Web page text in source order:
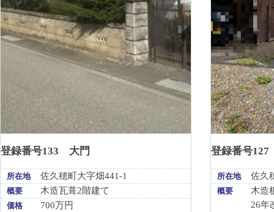
登録番号133 大門
所在地 佐久穂町大字畑441-1
概要 木造瓦葺2階建て
価格 700万円
登録番号
所在地 佐久
概要
木造
26年